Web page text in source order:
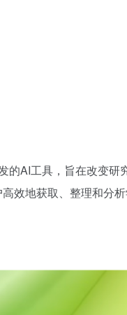
的AI工具，旨在改变
效地获取、整理和分